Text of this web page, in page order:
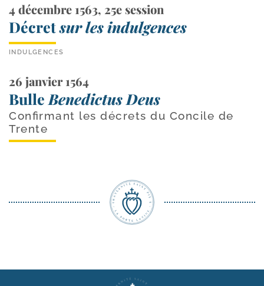
4 décembre 1563, 25e session
Décretsur les indulgences
INDULGENCES
26 janvier 1564
Bulle Benedictus Deus
Confirmant les décrets du Concile de
Trente